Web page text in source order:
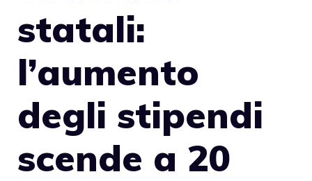
statali:
l’aumento
degli stipendi
scende a 20